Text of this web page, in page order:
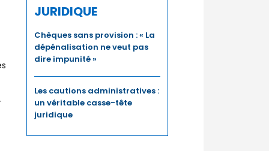
JURIDIQUE
Chèques sans provision : « La
dépénalisation ne veut pas
dire impunité »
Les cautions administratives :
un véritable casse-tête
juridique